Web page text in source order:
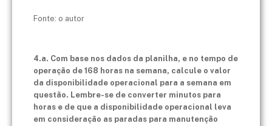
Fonte: o autor
4.a. Com base nos dados da planilha, e no tempo de
operação de 168 horas na semana, calcule o valor
da disponibilidade operacional para a semana em
questão. Lembre-se de converter minutos para
horas e de que a disponibilidade operacional leva
em consideração as paradas para manutenção